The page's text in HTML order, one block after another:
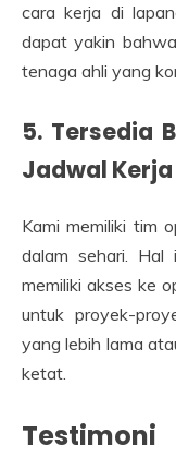
cara kerja di
dapat yakin
tenaga ahli yang
5. Tersedia
Jadwal
Kami memiliki tim
dalam sehari.
memiliki akses ke
untuk proyek-
yang lebih lama
ketat.
Testimoni